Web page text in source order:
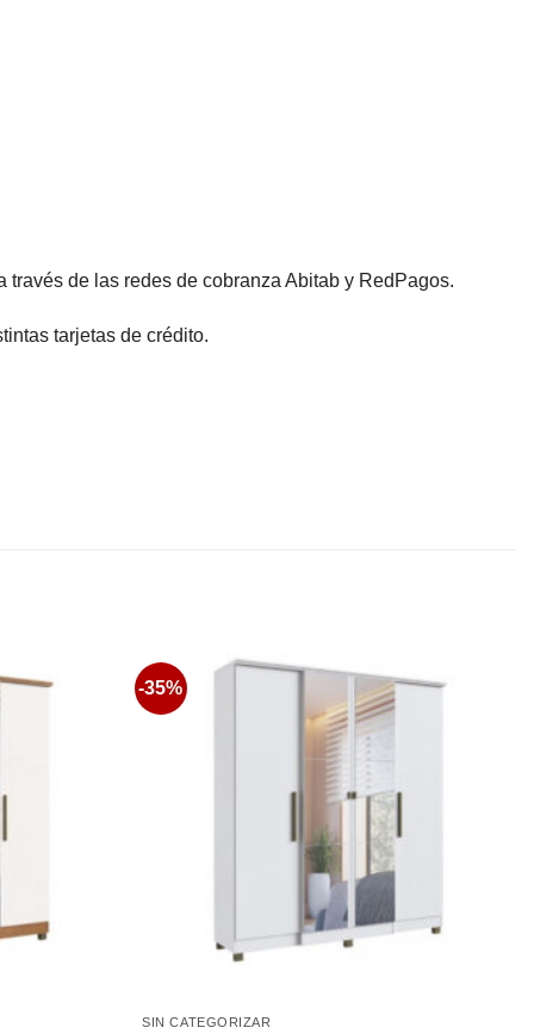
de las redes de cobranza Abitab y RedPagos.
tarjetas de crédito.
-35% Favoritos
SIN CATEGORIZAR